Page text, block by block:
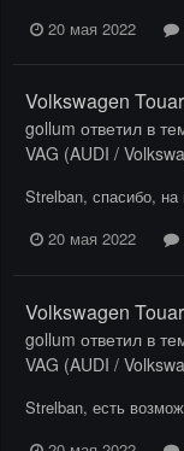
20 мая 2022
Volkswagen
gollum ответил в
VAG (AUDI /
Strelban, спасибо,
20 мая 2022
Volkswagen
gollum ответил в
VAG (AUDI /
Strelban, есть